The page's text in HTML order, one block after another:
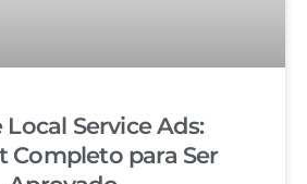
Local Service Ads:
Completo para Ser